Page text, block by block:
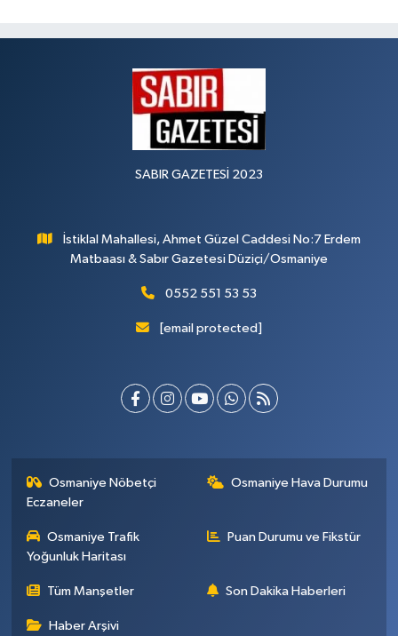
SABIR GAZETESİ 2023
İstiklal Mahallesi, Ahmet Güzel Caddesi No:7 Erdem
Matbaası & Sabır Gazetesi Düziçi/Osmaniye
0552 551 53 53
[email protected]
Osmaniye Nöbetçi
Eczaneler
Osmaniye Hava Durumu
Osmaniye Trafik
Yoğunluk Haritası
Puan Durumu ve Fikstür
Tüm Manşetler Son Dakika Haberleri
Haber Arşivi